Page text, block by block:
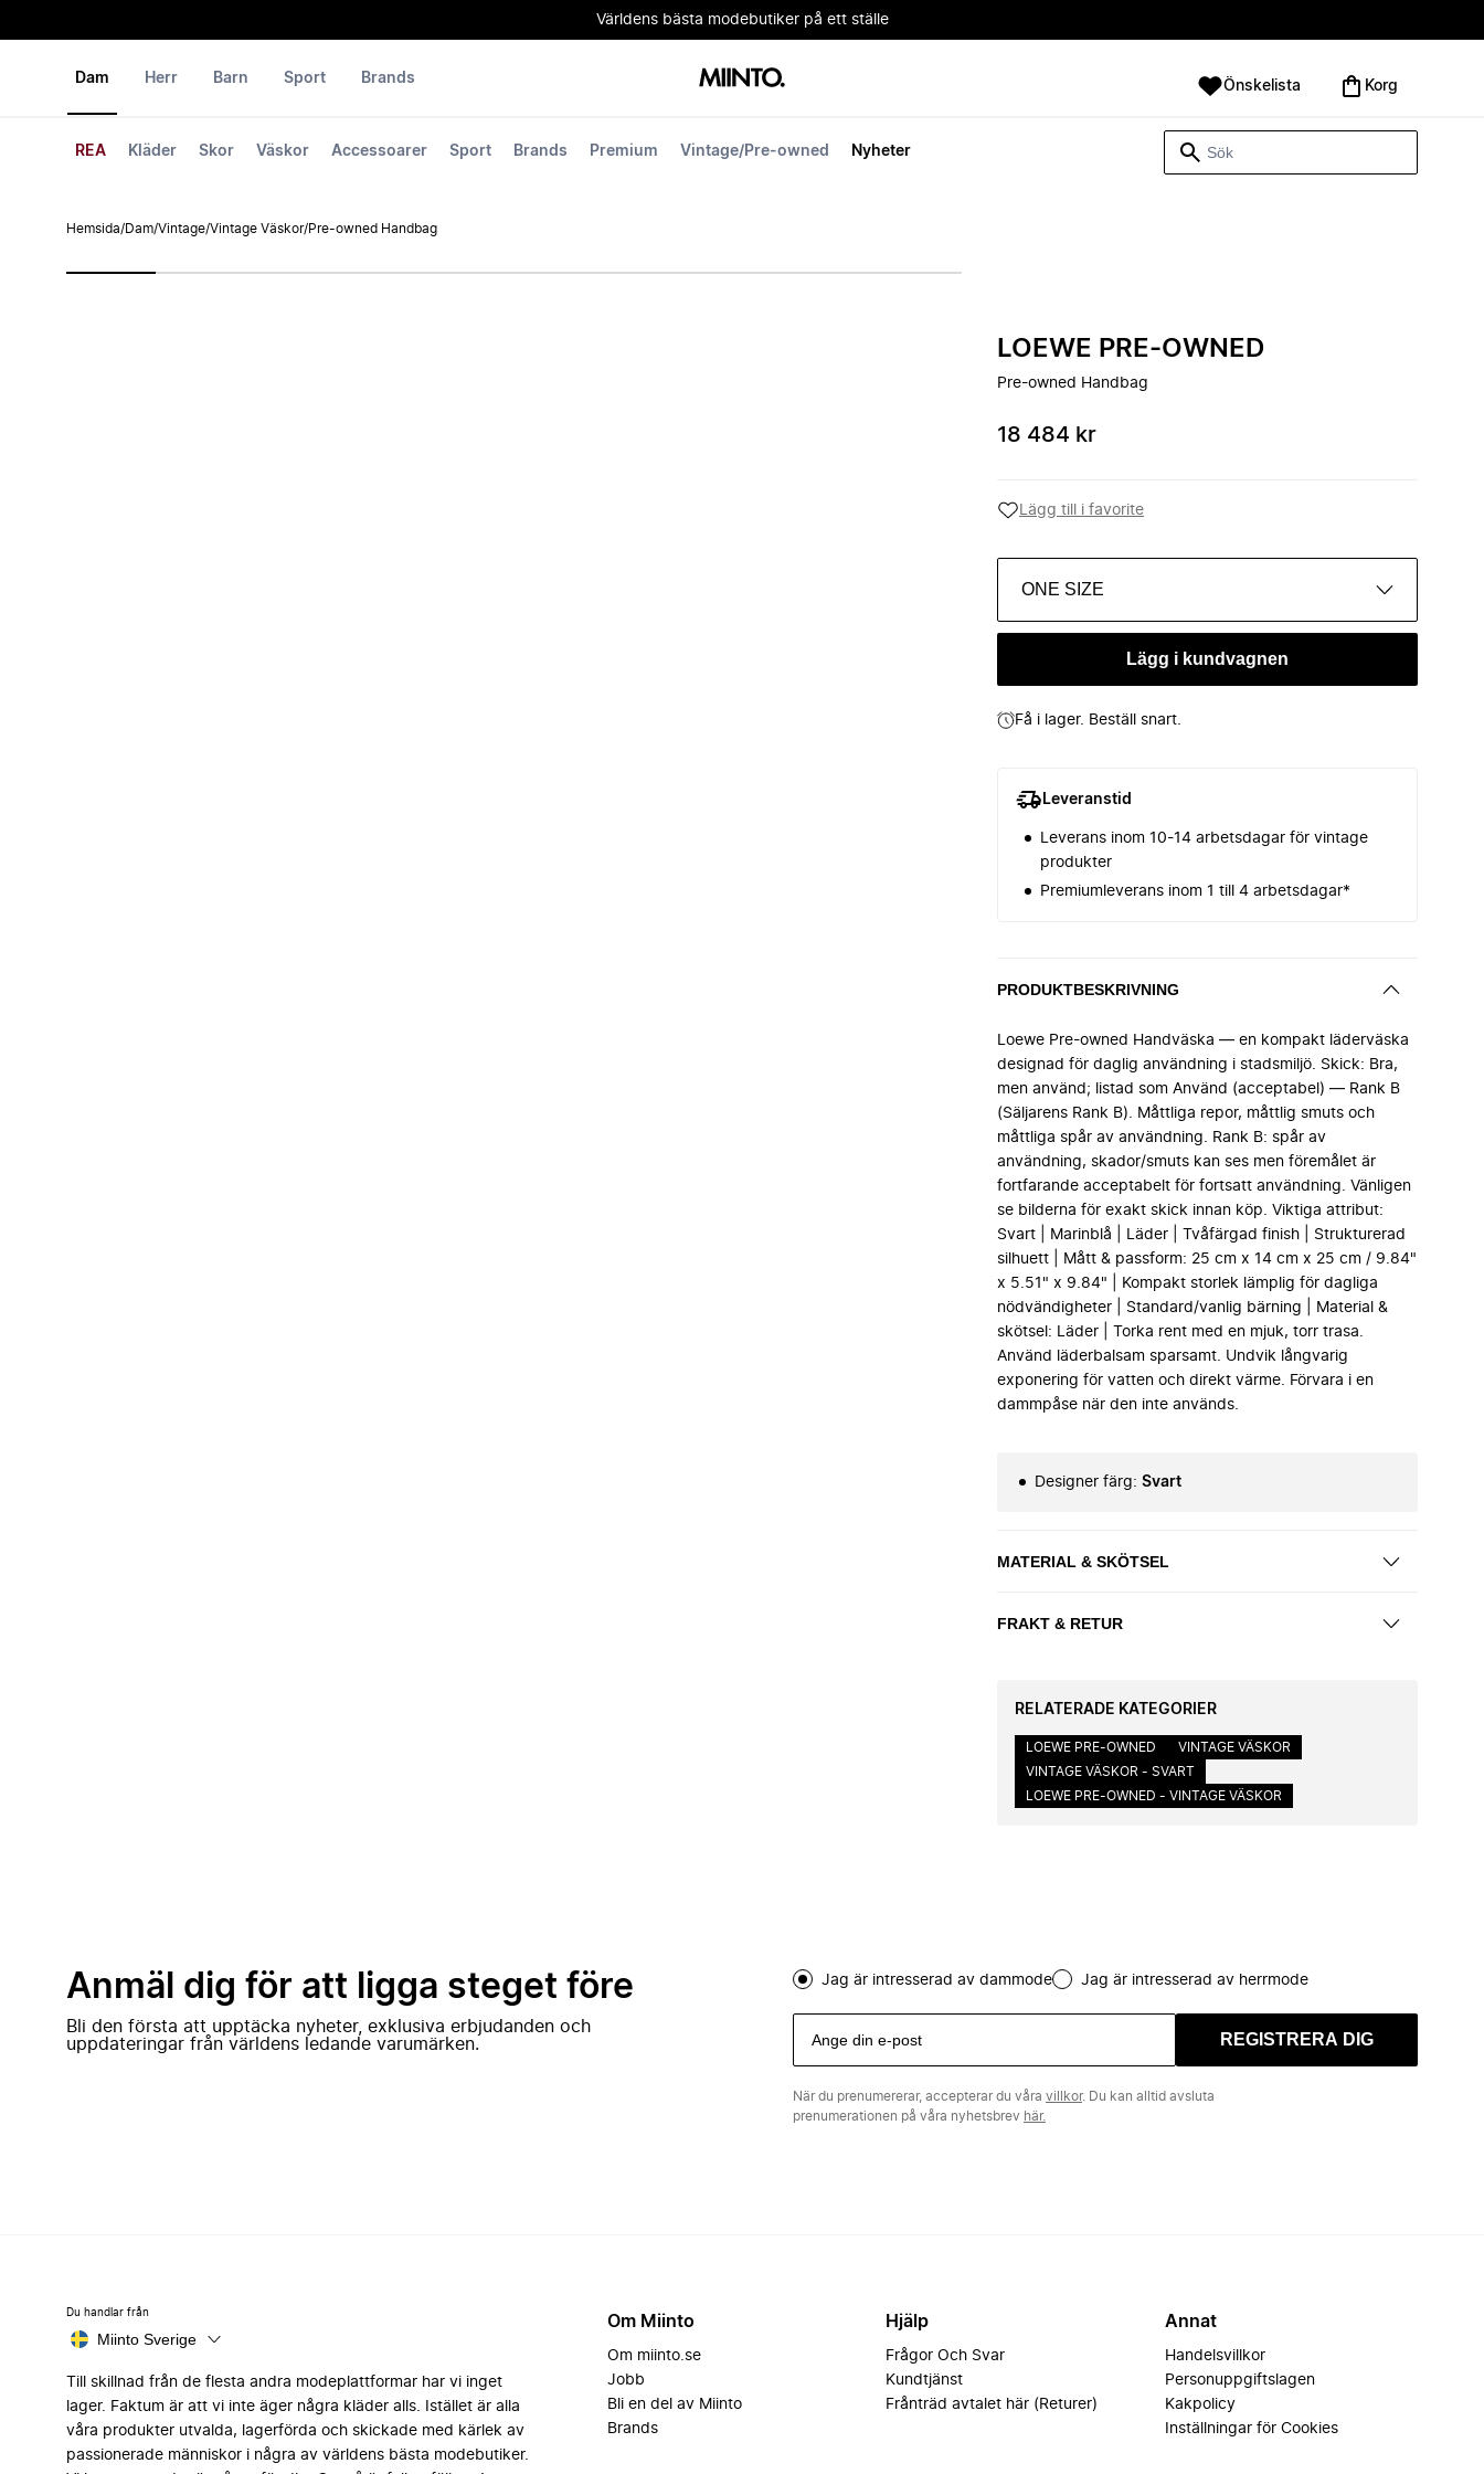
Världens bästa modebutiker på ett ställe
Dam
REA Kläder Skor Väskor Accessoarer Sport Brands Premium Vintage/Pre-owned Nyheter
Herr Barn Sport Brands Önskelista Korg
Hemsida/Dam/Vintage/Vintage Väskor/Pre-owned Handbag
LOEWE PRE-OWNED
Pre-owned Handbag
18 484 kr
Lägg till i favorite
ONE SIZE
Lägg i kundvagnen
Få i lager. Beställ snart.
Leveranstid
Leverans inom 10-14 arbetsdagar för vintage
produkter
Premiumleverans inom 1 till 4 arbetsdagar*
PRODUKTBESKRIVNING
Loewe Pre-owned Handväska — en kompakt läderväska
designad för daglig användning i stadsmiljö. Skick: Bra,
men använd; listad som Använd (acceptabel) — Rank B
(Säljarens Rank B). Måttliga repor, måttlig smuts och
måttliga spår av användning. Rank B: spår av
användning, skador/smuts kan ses men föremålet är
fortfarande acceptabelt för fortsatt användning. Vänligen
se bilderna för exakt skick innan köp. Viktiga attribut:
Svart | Marinblå | Läder | Tvåfärgad finish | Strukturerad
silhuett | Mått & passform: 25 cm x 14 cm x 25 cm / 9.84"
x 5.51" x 9.84" | Kompakt storlek lämplig för dagliga
nödvändigheter | Standard/vanlig bärning | Material &
skötsel: Läder | Torka rent med en mjuk, torr trasa.
Använd läderbalsam sparsamt. Undvik långvarig
exponering för vatten och direkt värme. Förvara i en
dammpåse när den inte används.
Designer färg: Svart
MATERIAL & SKÖTSEL
FRAKT & RETUR
RELATERADE KATEGORIER
LOEWE PRE-OWNED
VINTAGE VÄSKOR
VINTAGE VÄSKOR - SVART
LOEWE PRE-OWNED - VINTAGE VÄSKOR
Anmäl dig för att ligga steget före
Bli den första att upptäcka nyheter, exklusiva erbjudanden och
uppdateringar från världens ledande varumärken.
Jag är intresserad av dammode Jag är intresserad av herrmode
REGISTRERA DIG
När du prenumererar, accepterar du våra villkor. Du kan alltid avsluta
prenumerationen på våra nyhetsbrev här.
Du handlar från
Miinto Sverige
Till skillnad från de flesta andra modeplattformar har vi inget
lager. Faktum är att vi inte äger några kläder alls. Istället är alla
våra produkter utvalda, lagerförda och skickade med kärlek av
passionerade människor i några av världens bästa modebutiker.
Om Miinto
Om miinto.se
Jobb
Bli en del av Miinto
Brands
Hjälp
Frågor Och Svar
Kundtjänst
Frånträd avtalet här (Returer)
Annat
Handelsvillkor
Personuppgiftslagen
Kakpolicy
Inställningar för Cookies